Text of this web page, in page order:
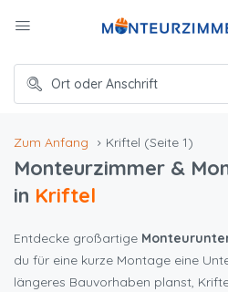
Zum Anfang Kriftel (Seite 1)
Monteurzimmer &
in Kriftel
Entdecke großartige
du für eine kurze Montage eine
längeres Bauvorhaben planst,